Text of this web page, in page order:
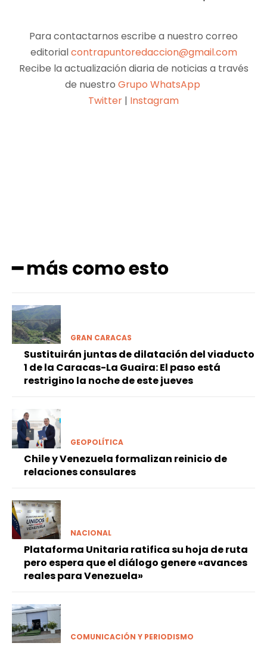
Para contactarnos escribe a nuestro correo
editorialcontrapuntoredaccion@gmail.com
Recibe la actualización diaria de noticias a través
de nuestro Grupo WhatsApp
Twitter | Instagram
━ más como esto
GRAN CARACAS
Sustituirán juntas de dilatación del viaducto
1 de la Caracas-La Guaira: El paso está
restrigino la noche de este jueves
GEOPOLÍTICA
Chile y Venezuela formalizan reinicio de
relaciones consulares
NACIONAL
Plataforma Unitaria ratifica su hoja de ruta
pero espera que el diálogo genere «avances
reales para Venezuela»
COMUNICACIÓN Y PERIODISMO